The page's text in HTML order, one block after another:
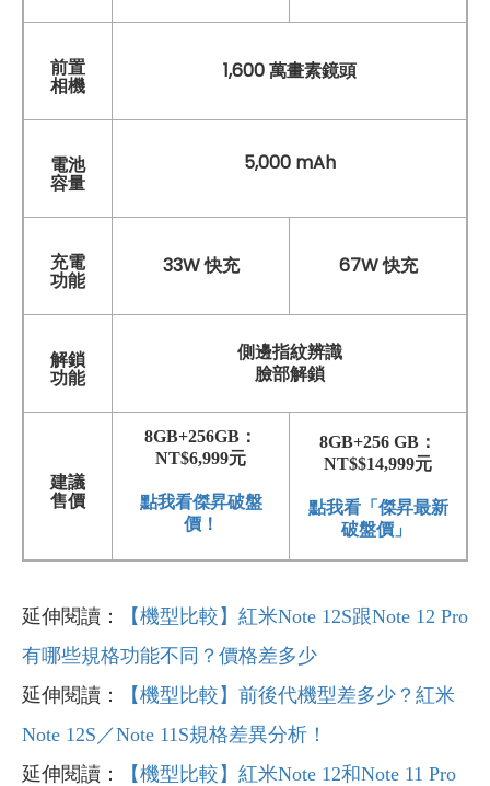
前置
相機
1,600 萬畫素鏡頭
電池
容量
5,000 mAh
充電
功能
33W 快充 67W 快充
解鎖
功能
側邊指紋辨識
臉部解鎖
建議
售價
8GB+256GB：
NT$6,999元
點我看傑昇破盤
價！
8GB+256 GB：
NT$$14,999元
點我看「傑昇最新
破盤價」
延伸閱讀：
【機型比較】紅米Note 12S跟Note 12 Pro
有哪些規格功能不同？價格差多少
延伸閱讀：
【機型比較】前後代機型差多少？紅米
Note 12S／Note 11S規格差異分析！
延伸閱讀：
【機型比較】紅米Note 12和Note 11 Pro